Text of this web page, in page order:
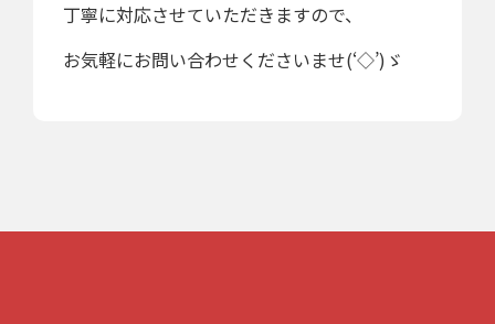
丁寧に対応させていただきますので、
お気軽にお問い合わせくださいませ(‘◇’)ゞ